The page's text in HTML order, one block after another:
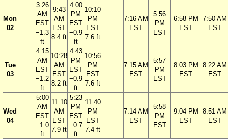
Mon
02
3:26
AM
EST
−1.3
ft
9:43
AM
EST
8.4 ft
4:00
PM
EST
−0.9
ft
10:10
PM
EST
7.6 ft
7:16 AM
EST
5:56
PM
EST
6:58 PM
EST
7:50 AM
EST
Tue
03
4:15
AM
EST
−1.2
ft
10:28
AM
EST
8.2 ft
4:43
PM
EST
−0.9
ft
10:56
PM
EST
7.6 ft
7:15 AM
EST
5:57
PM
EST
8:03 PM
EST
8:22 AM
EST
Wed
04
5:00
AM
EST
−1.0
ft
11:10
AM
EST
7.9 ft
5:23
PM
EST
−0.7
ft
11:40
PM
EST
7.4 ft
7:14 AM
EST
5:58
PM
EST
9:04 PM
EST
8:51 AM
EST